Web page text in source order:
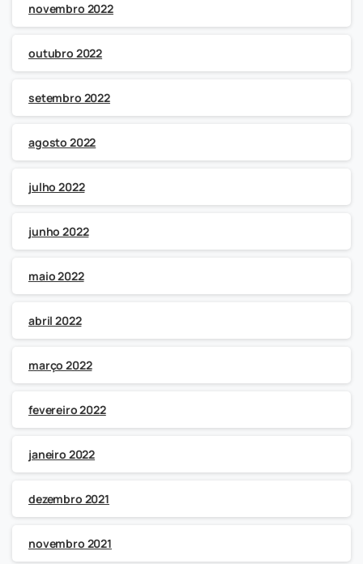
novembro 2022
outubro 2022
setembro 2022
agosto 2022
julho 2022
junho 2022
maio 2022
abril 2022
março 2022
fevereiro 2022
janeiro 2022
dezembro 2021
novembro 2021